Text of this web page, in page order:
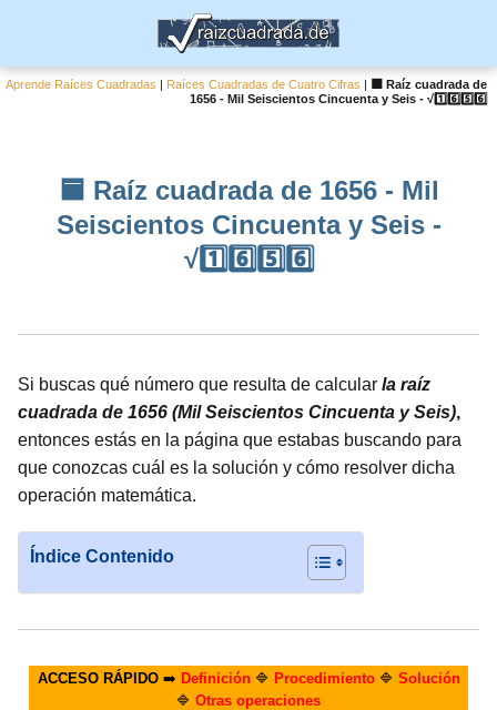
Aprende Raíces Cuadradas | Raíces Cuadradas de Cuatro Cifras |
🟦 Raíz cuadrada de
1656 - Mil Seiscientos Cincuenta y Seis - √1️⃣6️⃣5️⃣6️⃣
🟦 Raíz cuadrada de 1656 - Mil
Seiscientos Cincuenta y Seis -
√1️⃣6️⃣5️⃣6️⃣
Si buscas qué número que resulta de calcular la raíz
cuadrada de 1656 (Mil Seiscientos Cincuenta y Seis),
entonces estás en la página que estabas buscando para
que conozcas cuál es la solución y cómo resolver dicha
operación matemática.
Índice Contenido
ACCESO RÁPIDO➡️ Definición🔷 Procedimiento🔷 Solución
🔷 Otras operaciones